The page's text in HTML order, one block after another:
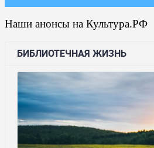
Наши анонсы на Культура.РФ